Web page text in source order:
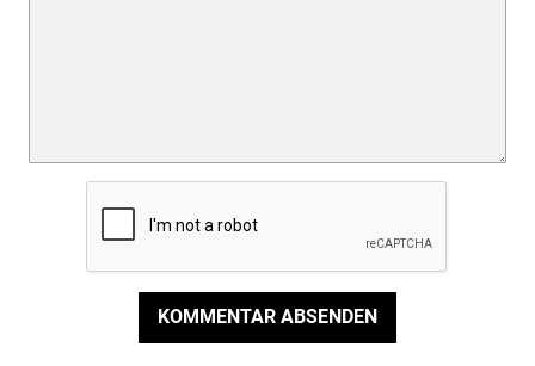
KOMMENTAR ABSENDEN